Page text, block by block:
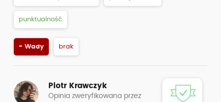
punktualność
- Wady brak
Piotr Krawczyk
Opinia zweryfikowana przez